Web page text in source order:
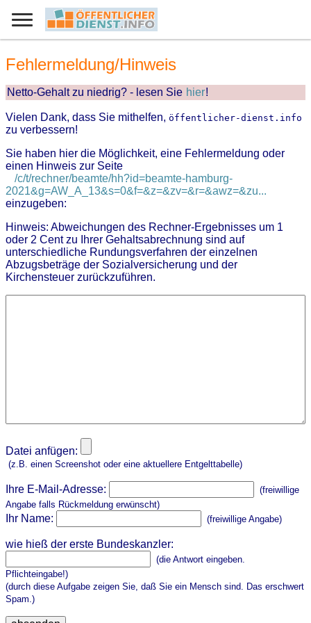
Fehlermeldung/Hinweis
Netto-Gehalt zu niedrig? - lesen Sie hier!
Vielen Dank, dass Sie mithelfen, öffentlicher-dienst.info
zu verbessern!
Sie haben hier die Möglichkeit, eine Fehlermeldung oder
einen Hinweis zur Seite
/c/t/rechner/beamte/hh?id=beamte-hamburg-
2021&g=AW_A_13&s=0&f=&z=&zv=&r=&awz=&zu...
einzugeben:
Hinweis: Abweichungen des Rechner-Ergebnisses um 1
oder 2 Cent zu Ihrer Gehaltsabrechnung sind auf
unterschiedliche Rundungsverfahren der einzelnen
Abzugsbeträge der Sozialversicherung und der
Kirchensteuer zurückzuführen.
Datei anfügen:
(z.B. einen Screenshot oder eine aktuellere Entgelttabelle)
Ihre E-Mail-Adresse:
(freiwillige
Angabe falls Rückmeldung erwünscht)
Ihr Name: (freiwillige Angabe)
wie hieß der erste Bundeskanzler:
(die Antwort eingeben.
Pflichteingabe!)
(durch diese Aufgabe zeigen Sie, daß Sie ein Mensch sind. Das erschwert
Spam.)